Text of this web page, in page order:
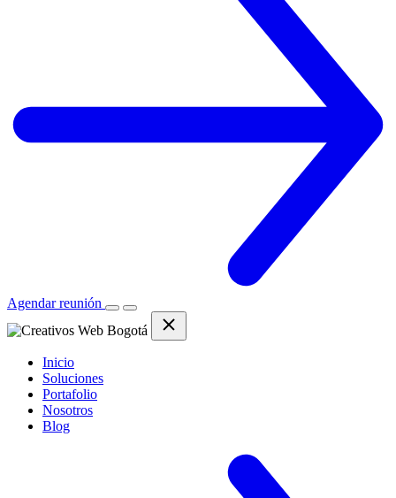
Agendar reunión
Inicio
Soluciones
Portafolio
Nosotros
Blog